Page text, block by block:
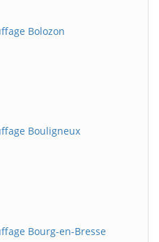
Bolozon
Bouligneux
Bourg-en-Bresse